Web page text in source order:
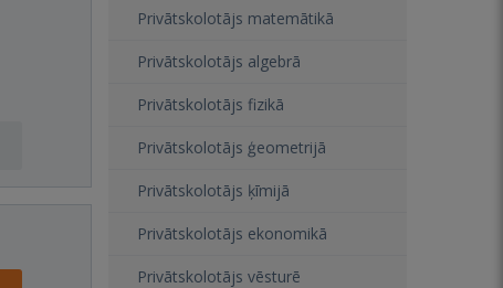
Privātskolotājs matemātikā
Privātskolotājs algebrā
Privātskolotājs fizikā
Privātskolotājs ģeometrijā
Privātskolotājs ķīmijā
Privātskolotājs ekonomikā
Privātskolotājs vēsturē